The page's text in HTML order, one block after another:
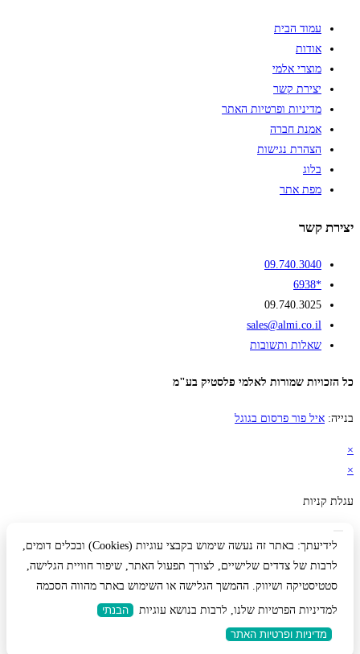
עמוד הבית
אודות
מוצרי אלמי
יצירת קשר
מדיניות ופרטיות האתר
אמנת חברה
הצהרת נגישות
בלוג
מפת אתר
יצירת קשר
09.740.3040
*6938
09.740.3025
sales@almi.co.il
שאלות ותשובות
כל הזכויות שמורות לאלמי פלסטיק בע"מ
בנייה: איל פור פרסום בגוגל
×
×
עגלת קניות
לידיעתך: באתר זה נעשה שימוש בקבצי עוגיות (Cookies) ובכלים דומים,
לרבות של צדדים שלישיים, לצורך תפעול האתר, שיפור חוויית הגלישה,
סטטיסטיקה ושיווק. ההמשך הגלישה או השימוש באתר מהווה הסכמה
למדיניות הפרטיות שלנו, לרבות בנושא עוגיות
הבנתי
מדיניות ופרטיות האתר